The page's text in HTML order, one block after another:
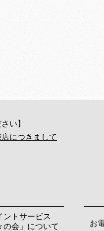
い】
につきまして
ントサービス
の会」について
お